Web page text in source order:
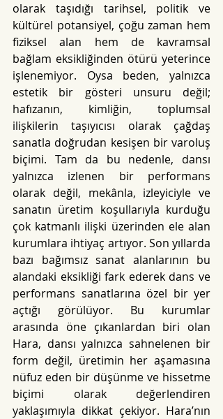
olarak taşıdığı tarihsel, politik ve
kültürel potansiyel, çoğu zaman hem
fiziksel alan hem de kavramsal
bağlam eksikliğinden ötürü yeterince
işlenemiyor. Oysa beden, yalnızca
estetik bir gösteri unsuru değil;
hafızanın, kimliğin, toplumsal
ilişkilerin taşıyıcısı olarak çağdaş
sanatla doğrudan kesişen bir varoluş
biçimi. Tam da bu nedenle, dansı
yalnızca izlenen bir performans
olarak değil, mekânla, izleyiciyle ve
sanatın üretim koşullarıyla kurduğu
çok katmanlı ilişki üzerinden ele alan
kurumlara ihtiyaç artıyor. Son yıllarda
bazı bağımsız sanat alanlarının bu
alandaki eksikliği fark ederek dans ve
performans sanatlarına özel bir yer
açtığı görülüyor. Bu kurumlar
arasında öne çıkanlardan biri olan
Hara, dansı yalnızca sahnelenen bir
form değil, üretimin her aşamasına
nüfuz eden bir düşünme ve hissetme
biçimi olarak değerlendiren
yaklaşımıyla dikkat çekiyor. Hara’nın